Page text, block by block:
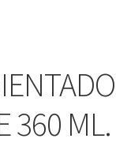
360 ML.